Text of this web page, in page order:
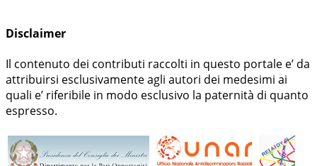
Disclaimer
Il contenuto dei contributi raccolti in questo portale e’ da
attribuirsi esclusivamente agli autori dei medesimi ai
quali e’ riferibile in modo esclusivo la paternità di quanto
espresso.